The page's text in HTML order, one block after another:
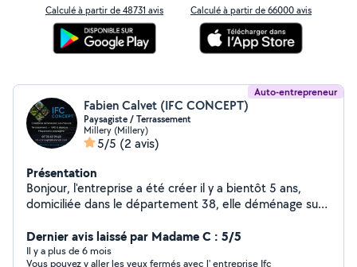
Calculé à partir de 48731 avis Calculé à partir de 66000 avis
Auto-entrepreneur
Fabien Calvet (IFC CONCEPT)
Paysagiste / Terrassement
Millery (Millery)
5/5 (2 avis)
Présentation
Bonjour, l'entreprise a été créer il y a bientôt 5 ans,
domiciliée dans le département 38, elle déménage sur
tout d'abord humaine !! Spécialiste de l'aménagement
extérieur, de l'assainissement, du terrassement et de
Dernier avis laissé par Madame C : 5/5
Il y a plus de 6 mois
Vous pouvez y aller les yeux fermés avec l' entreprise Ifc